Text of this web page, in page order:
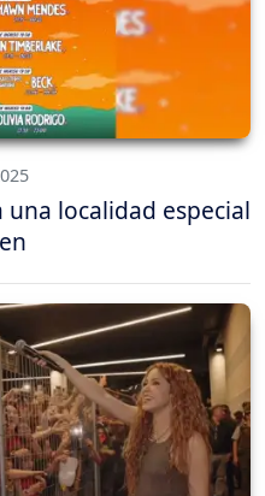
una localidad especial